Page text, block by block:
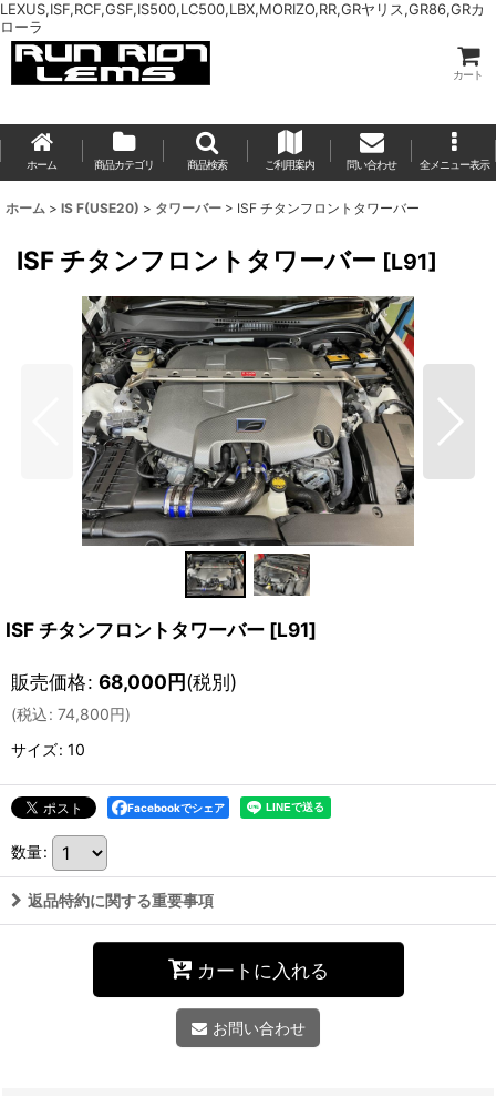
LEXUS,ISF,RCF,GSF,IS500,LC500,LBX,MORIZO,RR,GRヤリス,GR86,GRカ
ローラ
カート
ホーム 商品カテゴリ 商品検索 ご利用案内 問い合わせ 全メニュー表示
ホーム > IS F(USE20) > タワーバー > ISF チタンフロントタワーバー
ISF チタンフロントタワーバー [L91]
ISF チタンフロントタワーバー [L91]
販売価格: 68,000円(税別)
(税込: 74,800円)
サイズ: 10
Facebookでシェア
数量:
返品特約に関する重要事項
カートに入れる
お問い合わせ